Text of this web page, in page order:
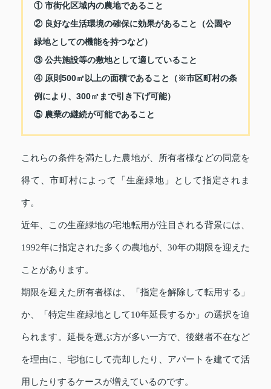
① 市街化区域内の農地であること
② 良好な生活環境の確保に効果があること（公園や
緑地としての機能を持つなど）
③ 公共施設等の敷地として適していること
④ 原則500㎡以上の面積であること（※市区町村の条
例により、300㎡まで引き下げ可能）
⑤ 農業の継続が可能であること
これらの条件を満たした農地が、所有者様などの同意を
得て、市町村によって「生産緑地」として指定されま
す。
近年、この生産緑地の宅地転用が注目される背景には、
1992年に指定された多くの農地が、30年の期限を迎えた
ことがあります。
期限を迎えた所有者様は、「指定を解除して転用する」
か、「特定生産緑地として10年延長するか」の選択を迫
られます。延長を選ぶ方が多い一方で、後継者不在など
を理由に、宅地にして売却したり、アパートを建てて活
用したりするケースが増えているのです。